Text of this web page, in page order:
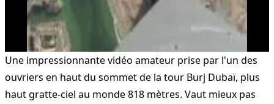
Une impressionnante vidéo amateur prise par l'un des
ouvriers en haut du sommet de la tour Burj Dubaï, plus
haut gratte-ciel au monde 818 mètres. Vaut mieux pas